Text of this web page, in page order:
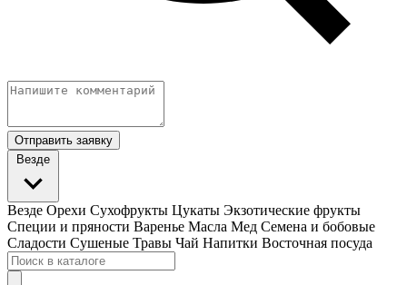
Отправить заявку
Везде
Везде Орехи Сухофрукты Цукаты Экзотические фрукты
Специи и пряности Варенье Масла Мед Семена и бобовые
Сладости Сушеные Травы Чай Напитки Восточная посуда